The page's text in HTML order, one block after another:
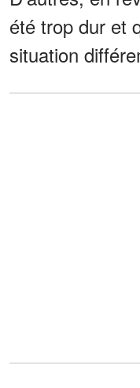
été trop dur et
situation